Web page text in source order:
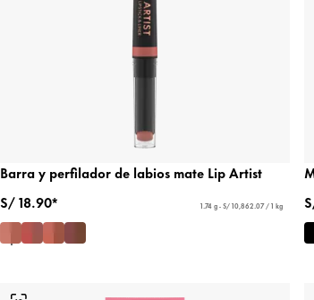
Barra y perfilador de labios mate Lip Artist
S/ 18.90*
1.74 g - S/ 10,862.07 / 1 kg